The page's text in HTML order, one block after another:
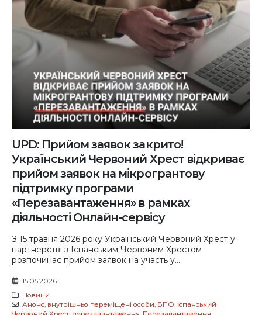
UPD: Прийом заявок закрито!
Український Червоний Хрест відкриває
прийом заявок на мікрогрантову
підтримку програми
«Перезавантаження» в рамках
діяльності Онлайн-сервісу
З 15 травня 2026 року Український Червоний Хрест у
партнерстві з Іспанським Червоним Хрестом
розпочинає прийом заявок на участь у...
15.05.2026
Новини
Анонс, внутрішньо переміщені особи ВПО Іспанський